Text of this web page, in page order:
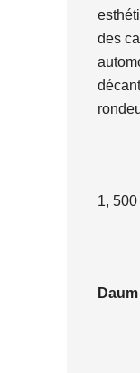
des
1, 500